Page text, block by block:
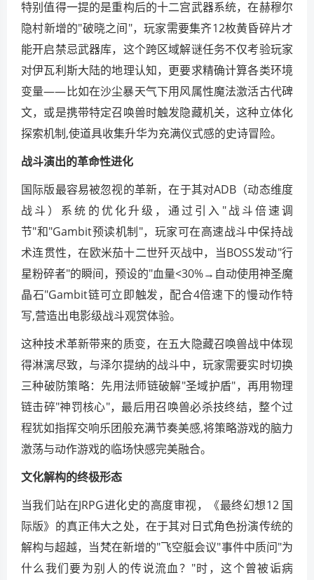
特别值得一提的是重构后的十二宫武器系统，在赫穆尔
隐村新增的"破晓之间"，玩家需要集齐12枚黄昏碎片才
能开启禁忌武器库，这个跨区域解谜任务不仅考验玩家
对伊瓦利斯大陆的地理认知，更要求精确计算各类环境
变量——比如在沙尘暴天气下用风属性魔法激活古代碑
文，或是携带特定召唤兽时触发隐藏机关，这种立体化
探索机制,使道具收集升华为充满仪式感的史诗冒险。
战斗演出的革命性进化
国际版最容易被忽视的革新，在于其对ADB（动态维度
战斗）系统的优化升级，通过引入"战斗倍速调
节"和"Gambit预读机制"，玩家可在高速战斗中保持战
术连贯性，在欧米茄十二世歼灭战中，当BOSS发动"行
星粉碎者"的瞬间，预设的"血量<30%→自动使用神圣魔
晶石"Gambit链可立即触发，配合4倍速下的慢动作特
写,营造出电影级战斗观赏体验。
这种技术革新带来的质变，在五大隐藏召唤兽战中体现
得淋漓尽致，与泽尔提纳的战斗中，玩家需要实时切换
三种破防策略：先用法师链破解"圣域护盾"，再用物理
链击碎"神罚核心"，最后用召唤兽必杀技终结，整个过
程犹如指挥交响乐团般充满节奏美感,将策略游戏的脑力
激荡与动作游戏的临场快感完美融合。
文化解构的终极形态
当我们站在JRPG进化史的高度审视，《最终幻想12 国
际版》的真正伟大之处，在于其对日式角色扮演传统的
解构与超越，当梵在新增的"飞空艇会议"事件中质问"为
什么我们要为别人的传说流血？"时，这个曾被诟病